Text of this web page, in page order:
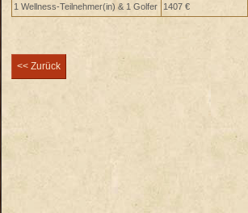
1 Wellness-Teilnehmer(in) & 1 Golfer 1407 €
<< Zurück